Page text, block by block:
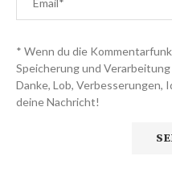
* Wenn du die
Speicherung und
Danke, Lob, Verbesserungen,
deine Nachricht!